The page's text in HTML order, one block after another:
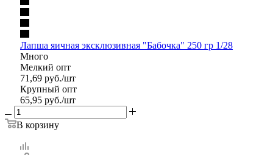
Лапша яичная эксклюзивная "Бабочка" 250 гр 1/28
Много
Мелкий опт
71,69 руб./шт
Крупный опт
65,95 руб./шт
В корзину